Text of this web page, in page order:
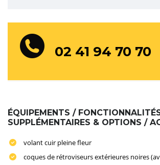
02 41 94 70 70
ÉQUIPEMENTS /
SUPPLÉMENTAIRES & OPTIONS /
volant cuir pleine fleur
coques de rétroviseurs extérieures noires